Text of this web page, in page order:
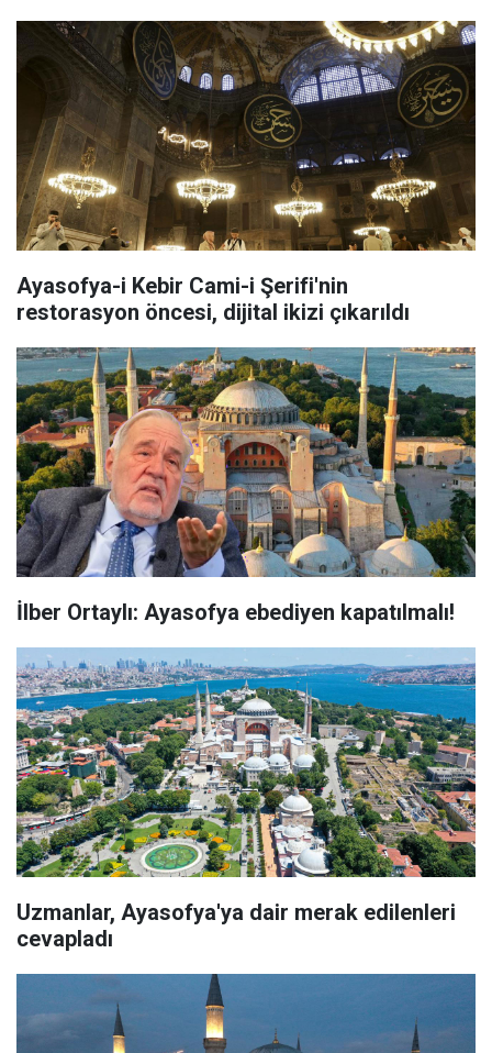
Ayasofya-i Kebir Cami-i Şerifi'nin
restorasyon öncesi, dijital ikizi çıkarıldı
İlber Ortaylı: Ayasofya ebediyen kapatılmalı!
Uzmanlar, Ayasofya'ya dair merak edilenleri
cevapladı